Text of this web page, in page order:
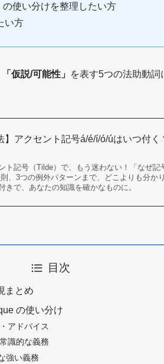
の使い分けを整理したい方
い方
「仮説/可能性」 を表す5つの法助動
】アクセント記号á/é/í/ó/úはいつ付く
ト記号（Tilde）で、もう迷わない！「なぜ記
、3つの例外パターンまで、どこよりも分か
きで、あなたの知識を確かなものに。
目次
まとめ
の使い分け
アドバイス
識的な義務
強い義務